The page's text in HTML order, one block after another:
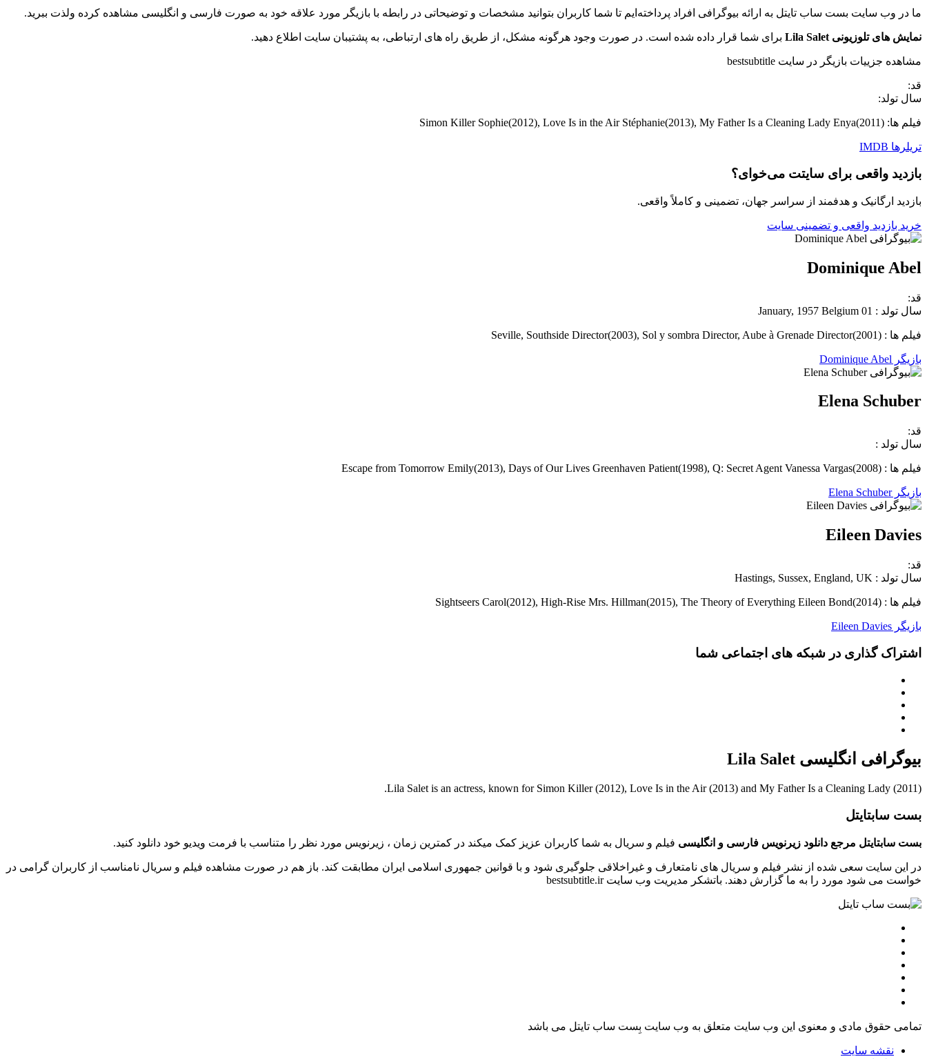
ما در وب سایت بست ساب تایتل به ارائه بیوگرافی افراد پرداخته‌ایم تا شما کاربران بتوانید مشخصات و توضیحاتی در رابطه با بازیگر مورد علاقه خود به صورت فارسی و انگلیسی مشاهده کرده ولذت ببرید.
نمایش های تلوزیونی Lila Salet برای شما قرار داده شده است. در صورت وجود هرگونه مشکل، از طریق راه های ارتباطی، به پشتیبان سایت اطلاع دهید.
مشاهده جزییات بازیگر در سایت bestsubtitle
قد:
سال تولد:
فیلم ها: Simon Killer Sophie(2012), Love Is in the Air Stéphanie(2013), My Father Is a Cleaning Lady Enya(2011)
تریلرها IMDB
بازدید واقعی برای سایتت می‌خوای؟
بازدید ارگانیک و هدفمند از سراسر جهان، تضمینی و کاملاً واقعی.
خرید بازدید واقعی و تضمینی سایت
Dominique Abel
قد:
سال تولد : 01 January, 1957 Belgium
فیلم ها : Seville, Southside Director(2003), Sol y sombra Director, Aube à Grenade Director(2001)
بازیگر Dominique Abel
Elena Schuber
قد:
سال تولد :
فیلم ها : Escape from Tomorrow Emily(2013), Days of Our Lives Greenhaven Patient(1998), Q: Secret Agent Vanessa Vargas(2008)
بازیگر Elena Schuber
Eileen Davies
قد:
سال تولد : Hastings, Sussex, England, UK
فیلم ها : Sightseers Carol(2012), High-Rise Mrs. Hillman(2015), The Theory of Everything Eileen Bond(2014)
بازیگر Eileen Davies
اشتراک گذاری در شبکه های اجتماعی شما
بیوگرافی انگلیسی Lila Salet
Lila Salet is an actress, known for Simon Killer (2012), Love Is in the Air (2013) and My Father Is a Cleaning Lady (2011).
بست سابتایتل
بست سابتایتل مرجع دانلود زیرنویس فارسی و انگلیسی فیلم و سریال به شما کاربران عزیز کمک میکند در کمترین زمان ، زیرنویس مورد نظر را متناسب با فرمت ویدیو خود دانلود کنید.
در این سایت سعی شده از نشر فیلم و سریال های نامتعارف و غیراخلاقی جلوگیری شود و با قوانین جمهوری اسلامی ایران مطابقت کند. باز هم در صورت مشاهده فیلم و سریال نامناسب از کاربران گرامی در
خواست می شود مورد را به ما گزارش دهند. باتشکر مدیریت وب سایت bestsubtitle.ir
تمامی حقوق مادی و معنوی این وب سایت متعلق به وب سایت بِست ساب تایتل می باشد
نقشه سایت